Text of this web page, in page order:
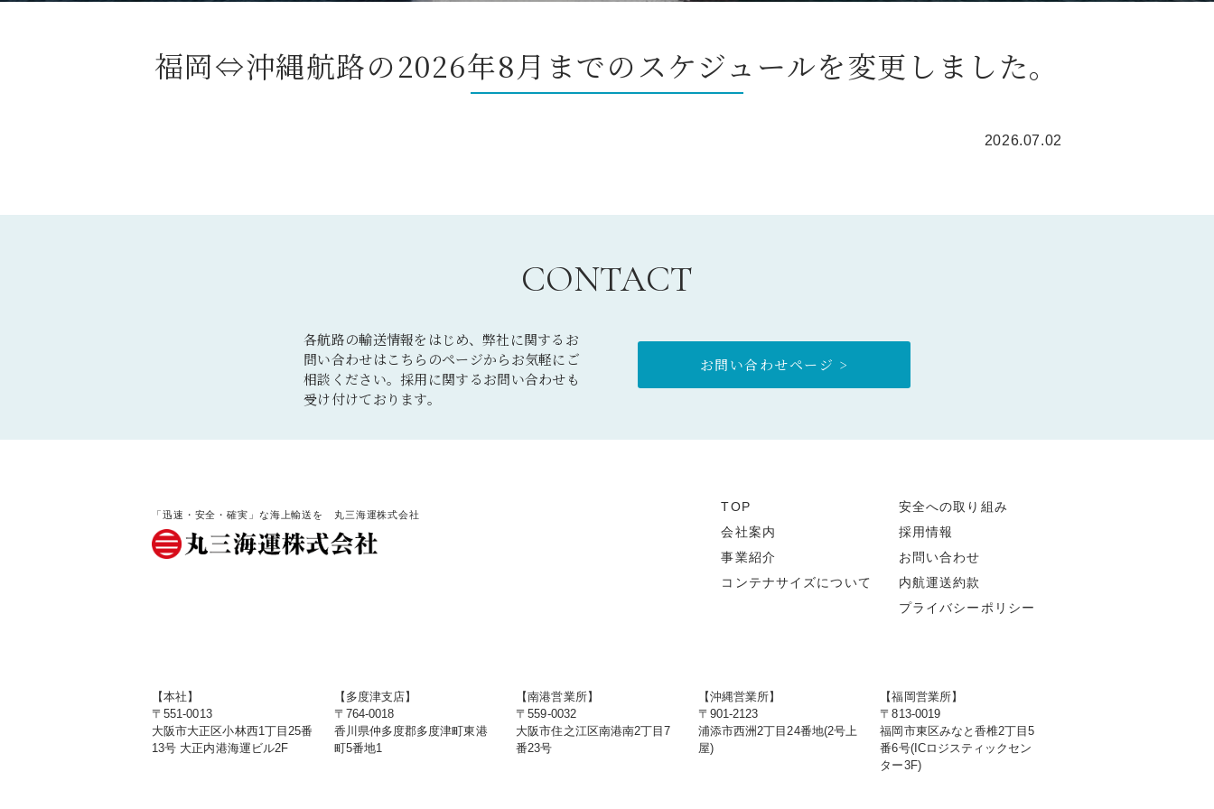
福岡⇔沖縄航路の2026年8月までのスケジュールを変更しました。
2026.07.02
CONTACT
各航路の輸送情報をはじめ、弊社に関するお
問い合わせはこちらのページからお気軽にご
相談ください。採用に関するお問い合わせも
受け付けております。
お問い合わせページ >
「迅速・安全・確実」な海上輸送を 丸三海運株式会社
TOP
会社案内
事業紹介
コンテナサイズについて
安全への取り組み
採用情報
お問い合わせ
内航運送約款
プライバシーポリシー
【本社】
〒551-0013
大阪市大正区小林西1丁目25番
13号 大正内港海運ビル2F
【多度津支店】
〒764-0018
香川県仲多度郡多度津町東港
町5番地1
【南港営業所】
〒559-0032
大阪市住之江区南港南2丁目7
番23号
【沖縄営業所】
〒901-2123
浦添市西洲2丁目24番地(2号上
屋)
【福岡営業所】
〒813-0019
福岡市東区みなと香椎2丁目5
番6号(ICロジスティックセン
ター3F)